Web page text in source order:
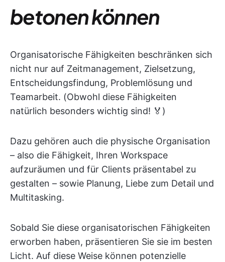
betonen können
Organisatorische Fähigkeiten beschränken sich
nicht nur auf Zeitmanagement, Zielsetzung,
Entscheidungsfindung, Problemlösung und
Teamarbeit. (Obwohl diese Fähigkeiten
natürlich besonders wichtig sind! 🏅)
Dazu gehören auch die physische Organisation
– also die Fähigkeit, Ihren Workspace
aufzuräumen und für Clients präsentabel zu
gestalten – sowie Planung, Liebe zum Detail und
Multitasking.
Sobald Sie diese organisatorischen Fähigkeiten
erworben haben, präsentieren Sie sie im besten
Licht. Auf diese Weise können potenzielle